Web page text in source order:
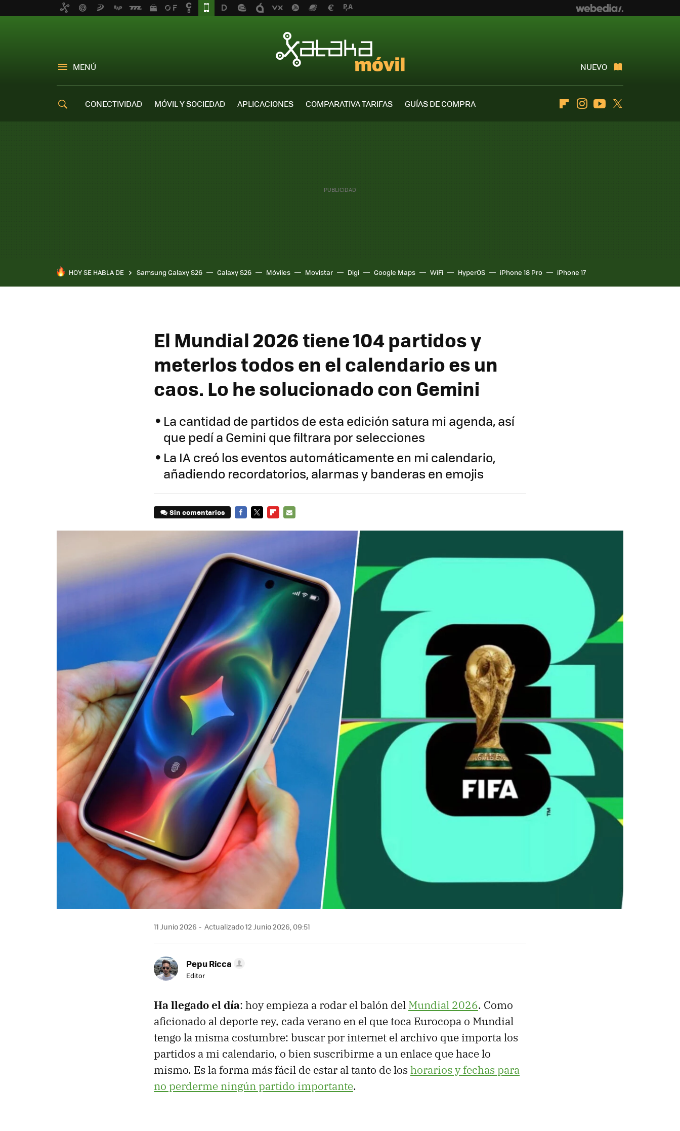
MENÚ NUEVO
CONECTIVIDAD MÓVIL Y SOCIEDAD APLICACIONES COMPARATIVA TARIFAS
GUÍAS DE COMPRA
FlipboardInstagramYoutube
HOY SE HABLA DE Samsung Galaxy S26 Galaxy S26 Móviles Movistar Digi Google Maps WiFi HyperOS iPhone 18 Pro iPhone 17
El Mundial 2026 tiene 104 partidos y
meterlos todos en el calendario es un
caos. Lo he solucionado con Gemini
La cantidad de partidos de esta edición satura mi agenda, así
que pedí a Gemini que filtrara por selecciones
La IA creó los eventos automáticamente en mi calendario,
añadiendo recordatorios, alarmas y banderas en emojis
Sin comentarios
11 Junio 2026 Actualizado 12 Junio 2026, 09:51
Pepu Ricca
Editor
Ha llegado el día: hoy empieza a rodar el balón del Mundial 2026. Como
aficionado al deporte rey, cada verano en el que toca Eurocopa o Mundial
tengo la misma costumbre: buscar por internet el archivo que importa los
partidos a mi calendario, o bien suscribirme a un enlace que hace lo
mismo. Es la forma más fácil de estar al tanto de los horarios y fechas para
no perderme ningún partido importante.